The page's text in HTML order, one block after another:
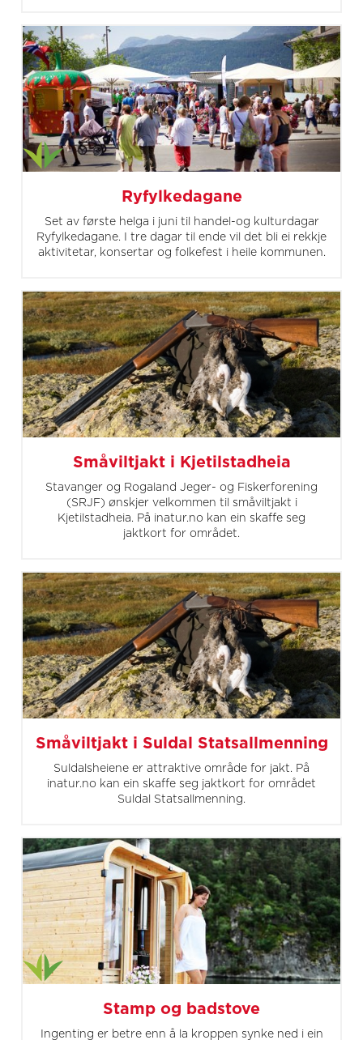
Ryfylkedagane
Set av første helga i juni til handel-og kulturdagar
Ryfylkedagane. I tre dagar til ende vil det bli ei rekkje
aktivitetar, konsertar og folkefest i heile kommunen.
Småviltjakt i Kjetilstadheia
Stavanger og Rogaland Jeger- og Fiskerforening
(SRJF) ønskjer velkommen til småviltjakt i
Kjetilstadheia. På inatur.no kan ein skaffe seg
jaktkort for området.
Småviltjakt i Suldal Statsallmenning
Suldalsheiene er attraktive område for jakt. På
inatur.no kan ein skaffe seg jaktkort for området
Suldal Statsallmenning.
Stamp og badstove
Ingenting er betre enn å la kroppen synke ned i ein